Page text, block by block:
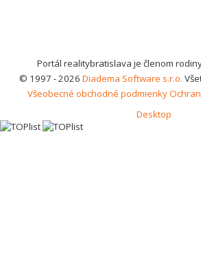
Portál realitybratislava je členom
© 1997 - 2026 Diadema Software s.r.o.
Všeobecné obchodné podmienky
Desktop